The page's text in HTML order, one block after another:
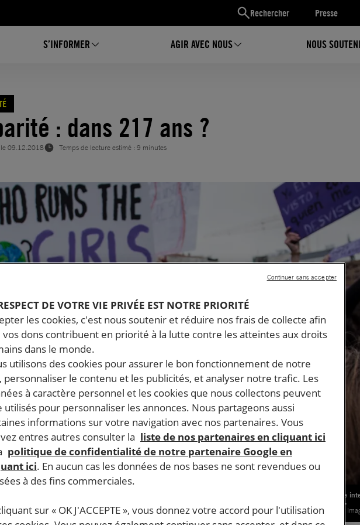
Rechercher Presse
S’INFORMER AGIR AVEC NOUS NOUS
: dans 217 ans ?
09.12.2018 Temps de lecture estimé : 9 minutes
Journée
Madrid.
© Getty
discriminées dans l’accès à la propriété et souvent non
DE VOTRE VIE PRIVÉE EST NOTRE PRIORITÉ
les cookies, c'est nous soutenir et réduire nos frais de collecte afin
vos dons contribuent en priorité à la lutte contre les atteintes aux droits
dans le monde.
utilisons des cookies pour assurer le bon fonctionnement de notre
personnaliser le contenu et les publicités, et analyser notre trafic. Les
à caractère personnel et les cookies que nous collectons peuvent
utilisés pour personnaliser les annonces. Nous partageons aussi
informations sur votre navigation avec nos partenaires. Vous
entres autres consulter la liste de nos partenaires en cliquant ici
politique de confidentialité de notre partenaire Google en
ici. En aucun cas les données de nos bases ne sont revendues ou
à des fins commerciales.
sur « OK J'ACCEPTE », vous donnez votre accord pour l'utilisation
Continuer sans accepter